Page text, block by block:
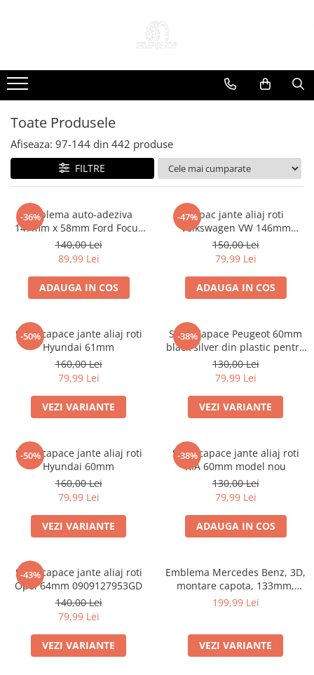
Anvelope
Anvelope Reconstruite
Anvelope Second-Hand
Anvelope SH iarna
Anvelope SH vara
Capace Jante
Jante NOI
Jante Second-Hand
Accesorii Auto
Accesorii Exterior Auto
Brelocuri
Huse Scaun
Inele de Ghidaj
Întreținere Auto
Pistoale de curatat (tornadoare)
Pistoale Profesionale
Piese de schimb
Solutii interior auto
Scule și Unelte
Accesorii scule
Scule Vopsitorie
Scule Vulcanizare
Toate Produsele
Afiseaza: 97-144 din 442 produse
FILTRE
-36%
Emblema auto-adeziva
147mm x 58mm Ford Focus
Mondeo smax kuga
140,00 Lei
89,99 Lei
ADAUGA IN COS
-47%Capac jante aliaj roti
Volkswagen VW 146mm
1T0601149 GOLF V CADDY
TOURAN
150,00 Lei
79,99 Lei
ADAUGA IN COS
-50%
Set 4 capace jante aliaj roti
Hyundai 61mm
160,00 Lei
79,99 Lei
VEZI VARIANTE
-38%
Set 4 Capace Peugeot 60mm
black silver din plastic pentru
jante aliaj
130,00 Lei
79,99 Lei
VEZI VARIANTE
-50%
Set 4 capace jante aliaj roti
Hyundai 60mm
160,00 Lei
79,99 Lei
VEZI VARIANTE
-38%
Set 4 capace jante aliaj roti
KIA 60mm model nou
130,00 Lei
79,99 Lei
ADAUGA IN COS
-43%
Set 4 capace jante aliaj roti
Opel 64mm 0909127953GD
140,00 Lei
79,99 Lei
VEZI VARIANTE
Emblema Mercedes Benz, 3D,
montare capota, 133mm,
A2218800086
199,99 Lei
VEZI VARIANTE